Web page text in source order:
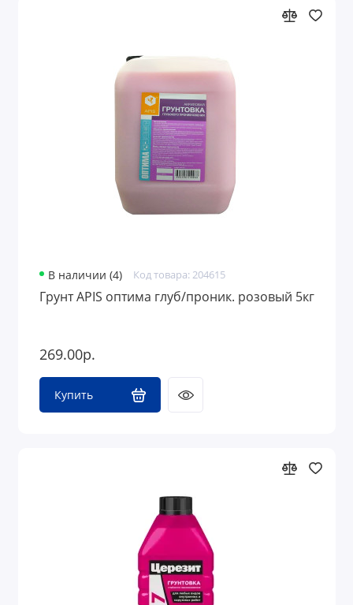
В наличии (4) Код товара: 204615
Грунт APIS оптима глуб/проник. розовый 5кг
269.00р.
Купить